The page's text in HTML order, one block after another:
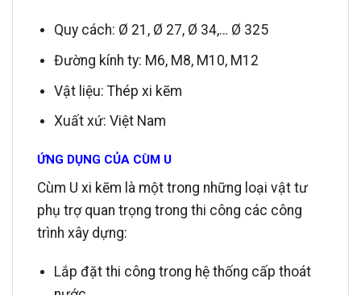
Quy cách: Ø 21, Ø 27, Ø 34,… Ø 325
Đường kính ty: M6, M8, M10, M12
Vật liệu: Thép xi kẽm
Xuất xứ: Việt Nam
ỨNG DỤNG CỦA CÙM U
Cùm U xi kẽm là một trong những loại vật tư
phụ trợ quan trọng trong thi công các công
trình xây dựng:
Lắp đặt thi công trong hệ thống cấp thoát